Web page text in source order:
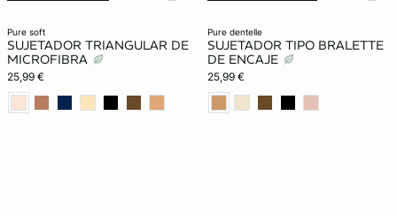
pure soft
SUJETADOR TRIANGULAR DE
MICROFIBRA
25,99 €
pure dentelle
SUJETADOR TIPO BRALETTE
DE ENCAJE
25,99 €